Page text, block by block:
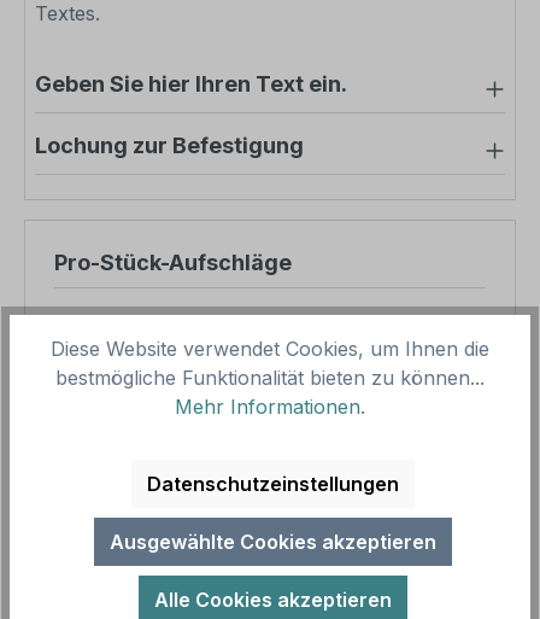
Textes.
Geben Sie hier Ihren Text ein.
Lochung zur Befestigung
Pro-Stück-Aufschläge
Produktpreis
16,90 €
Zwischensumme
16,90 €
Zusammenfassung
Gesamtpreis
Preise inkl. MwSt. zzgl. Versandkosten
Aufgrund von Neuberechnungen im Warenkorb sind
abweichende Endpreise möglich.
Diese Website verwendet Cookies, um Ihnen die
bestmögliche Funktionalität bieten zu können...
Mehr Informationen.
Datenschutzeinstellungen
Ausgewählte Cookies akzeptieren
Alle Cookies akzeptieren